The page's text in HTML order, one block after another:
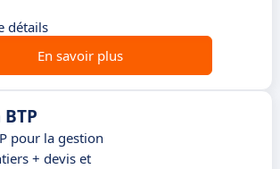
détails
En savoir plus
pour la gestion
+ devis et